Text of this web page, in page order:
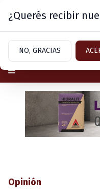
Miércoles 5
Opinión
¿Querés recibir
NO, GRACIAS